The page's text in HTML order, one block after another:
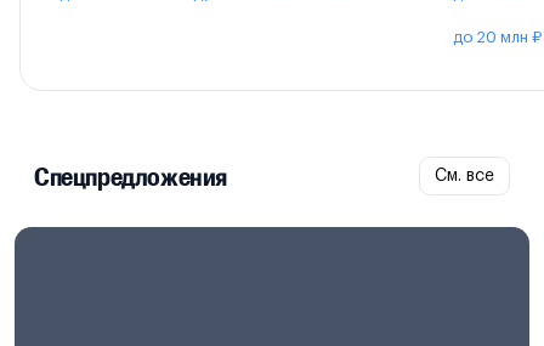
до 20 млн ₽
Спецпредложения См. все